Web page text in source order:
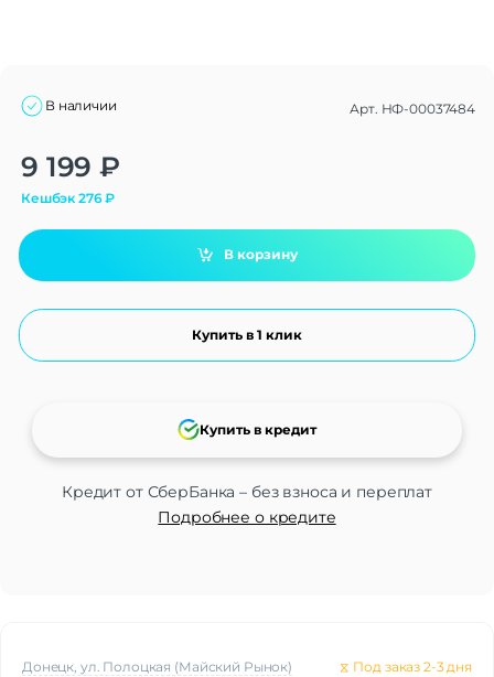
В наличии Арт. НФ-00037484
9 199 ₽
Кешбэк276₽
В корзину
Купить в 1 клик
Кредит от СберБанка – без взноса и переплат
Подробнее о кредите
Купить в кредит
Alternative:
Донецк, ул. Полоцкая (Майский Рынок) ⧖ Под заказ 2-3 дня